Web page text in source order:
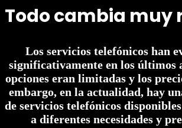
Todo cambia muy
Los servicios telefónicos han
significativamente en los últimos
opciones eran limitadas y los
embargo, en la actualidad, hay
de servicios telefónicos
a diferentes necesidades y